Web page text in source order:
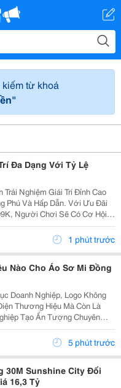
từ khoá
Đa Dạng Với Tỷ Lệ
Trải Nghiệm Giái Trí Đỉnh Cao
Phú Và Hấp Dẫn. Với Ưu Đãi
Người Chơi Sẽ Có Cơ Hội
Thăng Hoa Trong Không
Hãy Tham Gia Ngay Để1 phút trước
Nào Cho Áo Sơ Mi Đồng
Doanh Nghiệp, Logo Không
Thương Hiệu Mà Còn Là
Tạo Ấn Tượng Chuyên
Hàng Và Đối Tác. Tuy Nhiên,
Quả Tối Đa, Việc Lựa Chọn Vị
5 phút trước
30M Sunshine City Đối
16,3 Tỷ